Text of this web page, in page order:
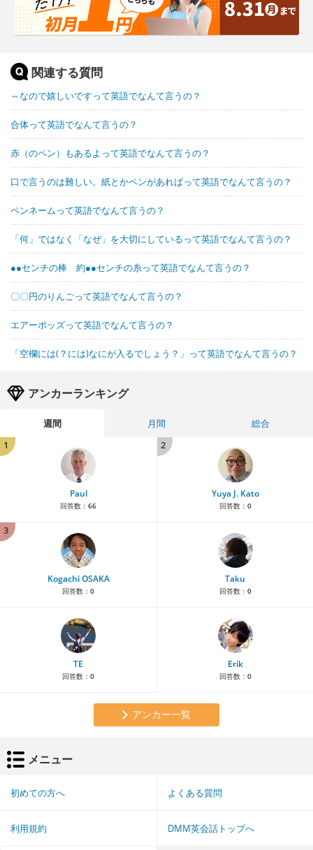
関連する質問
～なので嬉しいですって英語でなんて言うの？
合体って英語でなんて言うの？
赤（のペン）もあるよって英語でなんて言うの？
口で言うのは難しい。紙とかペンがあればって英語でなんて言うの？
ペンネームって英語でなんて言うの？
「何」ではなく「なぜ」を大切にしているって英語でなんて言うの？
●●センチの棒 約●●センチの糸って英語でなんて言うの？
〇〇円のりんごって英語でなんて言うの？
エアーポッズって英語でなんて言うの？
「空欄には(？には)なにが入るでしょう？」って英語でなんて言うの？
アンカーランキング
週間 月間
総合
1
Paul
回答数： 66
2
Yuya J. Kato
回答数： 0
3
Kogachi OSAKA
回答数： 0
Taku
回答数： 0
TE
回答数： 0
Erik
回答数： 0
アンカー一覧
メニュー
初めての方へ よくある質問
利用規約 DMM英会話トップへ